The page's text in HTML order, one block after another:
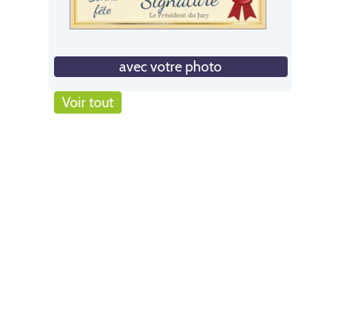
avec votre photo
Voir tout